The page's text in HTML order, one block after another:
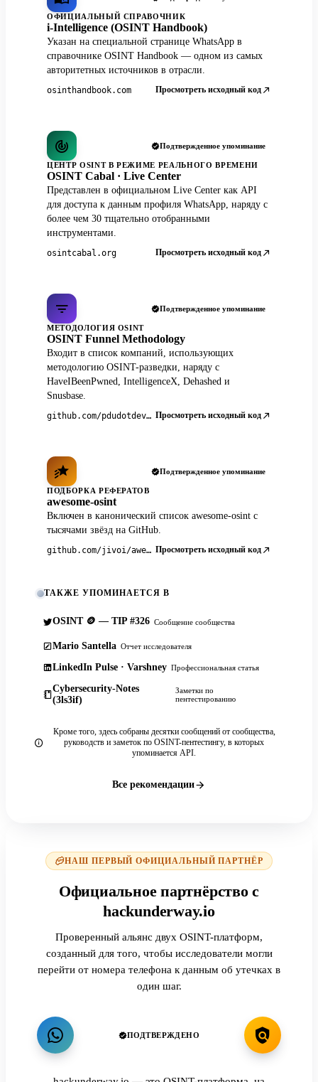
ОФИЦИАЛЬНЫЙ СПРАВОЧНИК
i-Intelligence (OSINT Handbook)
Указан на специальной странице WhatsApp в
справочнике OSINT Handbook — одном из самых
авторитетных источников в отрасли.
osinthandbook.com Просмотреть исходный код
Подтвержденное упоминание
ЦЕНТР OSINT В РЕЖИМЕ РЕАЛЬНОГО ВРЕМЕНИ
OSINT Cabal · Live Center
Представлен в официальном Live Center как API
для доступа к данным профиля WhatsApp, наряду с
более чем 30 тщательно отобранными
инструментами.
osintcabal.org Просмотреть исходный код
Подтвержденное упоминание
МЕТОДОЛОГИЯ OSINT
OSINT Funnel Methodology
Входит в список компаний, использующих
методологию OSINT-разведки, наряду с
HaveIBeenPwned, IntelligenceX, Dehashed и
Snusbase.
github.com/pdudotdev/ofm Просмотреть исходный код
Подтвержденное упоминание
ПОДБОРКА РЕФЕРАТОВ
awesome-osint
Включен в канонический список awesome-osint с
тысячами звёзд на GitHub.
github.com/jivoi/awesome-osint Просмотреть исходный код
ТАКЖЕ УПОМИНАЕТСЯ В
OSINT 🪙 — TIP #326 Сообщение сообщества
Mario Santella Отчет исследователя
LinkedIn Pulse · Varshney Профессиональная статья
Cybersecurity-Notes
(3ls3if)
Заметки по
пентестированию
Кроме того, здесь собраны десятки сообщений от сообщества,
руководств и заметок по OSINT-пентестингу, в которых
упоминается API.
Все рекомендации
НАШ ПЕРВЫЙ ОФИЦИАЛЬНЫЙ ПАРТНЁР
Официальное партнёрство с
hackunderway.io
Проверенный альянс двух OSINT-платформ,
созданный для того, чтобы исследователи могли
перейти от номера телефона к данным об утечках в
один шаг.
ПОДТВЕРЖДЕНО